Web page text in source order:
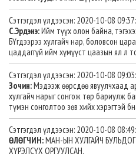
Сэтгэгдэл үлдээсэн: 2020-10-08
С.Эрдэнэ:Ийм түүх олон байна,
БҮгдээрээ хулгайч нар, боловсон
цаддаггүй ийм хүмүүст цаазын ял л
Сэтгэгдэл үлдээсэн: 2020-10-08
Зочин:Мэдээж өөрсдөө явуулчхаад
хулгайч нарыг сонгож төр бариулж
түмэн сонголтоо зөв хийх хэрэгтэй
Сэтгэгдэл үлдээсэн: 2020-10-08
ӨЛӨГЧИН:МАН-ЫН ХУЛГАЙЧ
ХҮРЭЛСҮХ ОРГУУЛСАН.